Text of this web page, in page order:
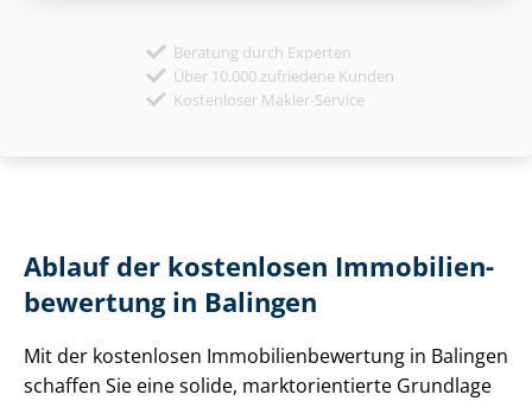
Beratung durch Experten
Über 10.000 zufriedene Kunden
Kostenloser Makler-Service
Ablauf der kostenlosen Im­mo­bi­li­en­
be­wer­tung in Balingen
Mit der kostenlosen Im­mo­bi­li­en­be­wer­tung in Balingen
schaffen Sie eine solide, markt­ori­en­tier­te Grundlage